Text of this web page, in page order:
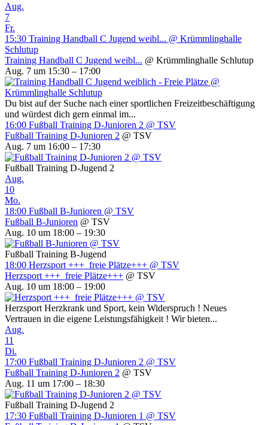
Aug.
7
Fr.
15:30 Training Handball C Jugend weibl... @ Krümmlinghalle
Schlutup
Training Handball C Jugend weibl... @ Krümmlinghalle Schlutup
Aug. 7 um 15:30 – 17:00
Du bist auf der Suche nach einer sportlichen Freizeitbeschäftigung
und würdest dich gern einmal im...
16:00 Fußball Training D-Junioren 2 @ TSV
Fußball Training D-Junioren 2 @ TSV
Aug. 7 um 16:00 – 17:30
Fußball Training D-Jugend 2
Aug.
10
Mo.
18:00 Fußball B-Junioren @ TSV
Fußball B-Junioren @ TSV
Aug. 10 um 18:00 – 19:30
Fußball Training B-Jugend
18:00 Herzsport +++ freie Plätze+++ @ TSV
Herzsport +++ freie Plätze+++ @ TSV
Aug. 10 um 18:00 – 19:00
Herzsport Herzkrank und Sport, kein Widerspruch ! Neues
Vertrauen in die eigene Leistungsfähigkeit ! Wir bieten...
Aug.
11
Di.
17:00 Fußball Training D-Junioren 2 @ TSV
Fußball Training D-Junioren 2 @ TSV
Aug. 11 um 17:00 – 18:30
Fußball Training D-Jugend 2
17:30 Fußball Training D-Junioren 1 @ TSV